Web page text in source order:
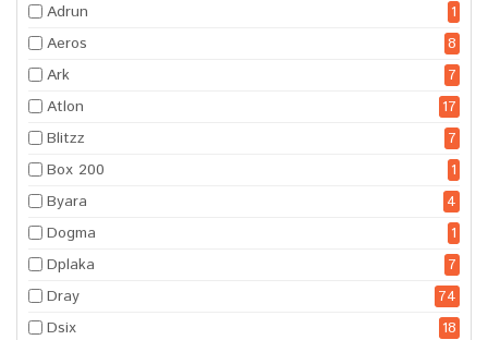
Adrun
1
Aeros
8
Ark
7
Atlon
17
Blitzz
7
Box 200
1
Byara
4
Dogma
1
Dplaka
7
Dray
74
Dsix
18